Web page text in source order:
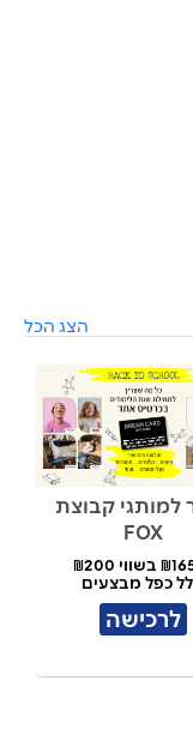
הצג הכל
למותגי קבוצת
FOX
כפל מבצעים
לרכישה